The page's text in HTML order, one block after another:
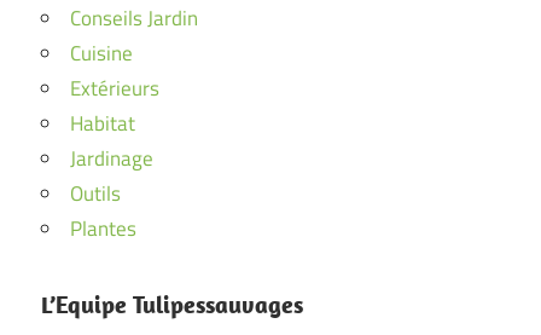
Conseils Jardin
Cuisine
Extérieurs
Habitat
Jardinage
Outils
Plantes
L’Equipe Tulipessauvages